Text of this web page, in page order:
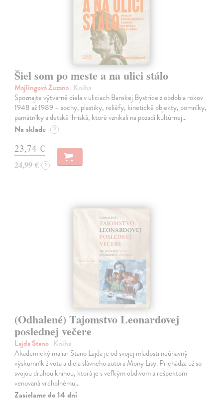
Šiel som po meste a na ulici stálo
Majlingová Zuzana| Kniha
Spoznajte výtvarné diela v uliciach Banskej Bystrice z obdobia rokov
1948 až 1989 – sochy, plastiky, reliéfy, kinetické objekty, pomníky,
pamätníky a detské ihriská, ktoré vznikali na pozadí kultúrnej…
Na sklade ?
23,74 €
24,99 € ?
(Odhalené) Tajomstvo Leonardovej
poslednej večere
Lajda Stano| Kniha
Akademický maliar Stano Lajda je od svojej mladosti neúnavný
výskumník života a diela slávneho autora Mony Lisy. Prichádza už so
svojou druhou knihou, ktorá je s veľkým obdivom a rešpektom
venovaná vrcholnému…
Zasielame do 14 dní